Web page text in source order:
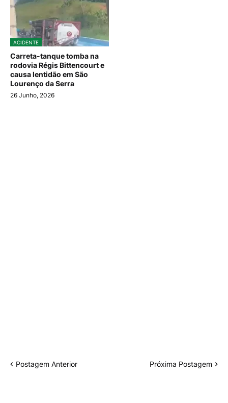
ACIDENTE
Carreta-tanque tomba na
rodovia Régis Bittencourt e
causa lentidão em São
Lourenço da Serra
26 Junho, 2026
Postagem Anterior Próxima Postagem